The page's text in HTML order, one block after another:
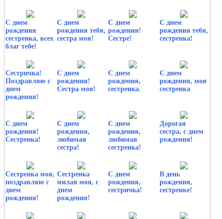
С днем
рождения
сестренка, всех
благ тебе!
С днем
рождения тебя,
сестра моя!
С днем
рождения!
Сестре!
С днем
рождения тебя,
сестренка!
Сестричка!
Поздравляю с
днем
рождения!
С днем
рождения!
Сестра моя!
С днем
рождения,
сестренка.
С днем
рождения, моя
сестренка
С днем
рождения!
Сестренка!
С днем
рождения,
любимая
сестра!
С днем
рождения,
любимая
сестренка!
Дорогая
сестра, с днем
рождения!
Сестренка моя,
поздравляю с
днем
рождения!
Сестренка
милая моя, с
днем
рождения!
С днем
рождения,
сестричка!
В день
рождения,
сестренке!